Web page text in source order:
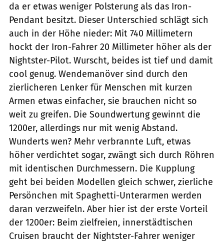
da er etwas weniger Polsterung als das Iron-
Pendant besitzt. Dieser Unterschied schlägt sich
auch in der Höhe nieder: Mit 740 Millimetern
hockt der Iron-Fahrer 20 Millimeter höher als der
Nightster-Pilot. Wurscht, beides ist tief und damit
cool genug. Wendemanöver sind durch den
zierlicheren Lenker für Menschen mit kurzen
Armen etwas einfacher, sie brauchen nicht so
weit zu greifen. Die Soundwertung gewinnt die
1200er, allerdings nur mit wenig Abstand.
Wunderts wen? Mehr verbrannte Luft, etwas
höher verdichtet sogar, zwängt sich durch Röhren
mit identischen Durchmessern. Die Kupplung
geht bei beiden Modellen gleich schwer, zierliche
Persönchen mit Spaghetti-Unterarmen werden
daran verzweifeln. Aber hier ist der erste Vorteil
der 1200er: Beim zielfreien, innerstädtischen
Cruisen braucht der Nightster-Fahrer weniger